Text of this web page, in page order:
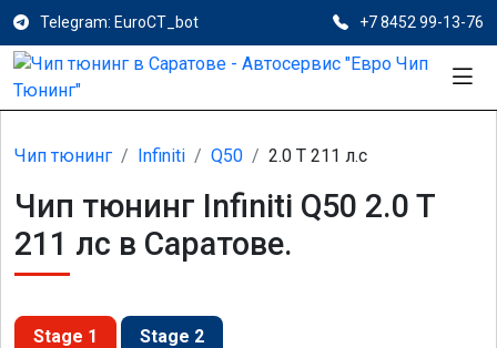
Telegram: EuroCT_bot +7 8452 99-13-76
Чип тюнинг Infiniti Q50 2.0 T 211 л.с
Чип тюнинг Infiniti Q50 2.0 T
211 лс в Саратове.
Stage 1 Stage 2